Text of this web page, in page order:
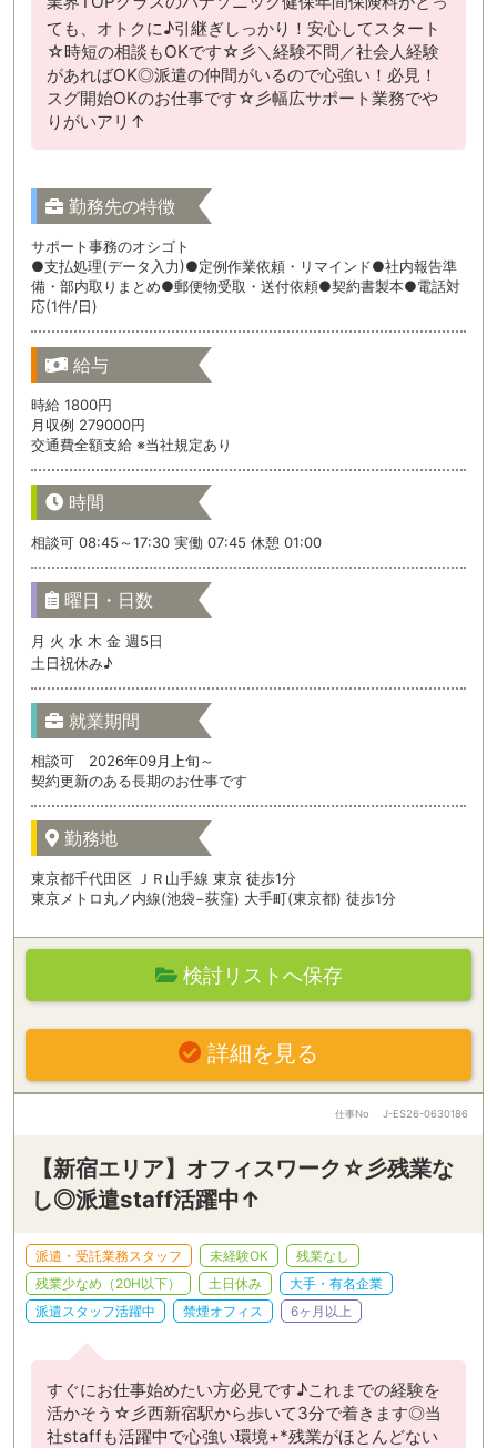
ても、オトクに♪引継ぎしっかり！安心してスタート
☆時短の相談もOKです☆彡＼経験不問／社会人経験
があればOK◎派遣の仲間がいるので心強い！必見！
スグ開始OKのお仕事です☆彡幅広サポート業務でや
りがいアリ↑
勤務先の特徴
サポート事務のオシゴト
●支払処理(データ入力)●定例作業依頼・リマインド●社内報告準
備・部内取りまとめ●郵便物受取・送付依頼●契約書製本●電話対
応(1件/日)
給与
時給 1800円
月収例 279000円
交通費全額支給 ※当社規定あり
時間
相談可 08:45～17:30 実働 07:45 休憩 01:00
曜日・日数
月 火 水 木 金 週5日
土日祝休み♪
就業期間
相談可 2026年09月上旬～
契約更新のある長期のお仕事です
勤務地
東京都千代田区 ＪＲ山手線 東京 徒歩1分
東京メトロ丸ノ内線(池袋−荻窪) 大手町(東京都) 徒歩1分
検討リストへ保存
詳細を見る
仕事No J-ES26-0630186
【新宿エリア】オフィスワーク☆彡残業な
し◎派遣staff活躍中↑
派遣・受託業務スタッフ 未経験OK
残業なし
残業少なめ（20H以下）
土日休み
大手・有名企業
派遣スタッフ活躍中
禁煙オフィス 6ヶ月以上
すぐにお仕事始めたい方必見です♪これまでの経験を
活かそう☆彡西新宿駅から歩いて3分で着きます◎当
社staffも活躍中で心強い環境+*残業がほとんどない